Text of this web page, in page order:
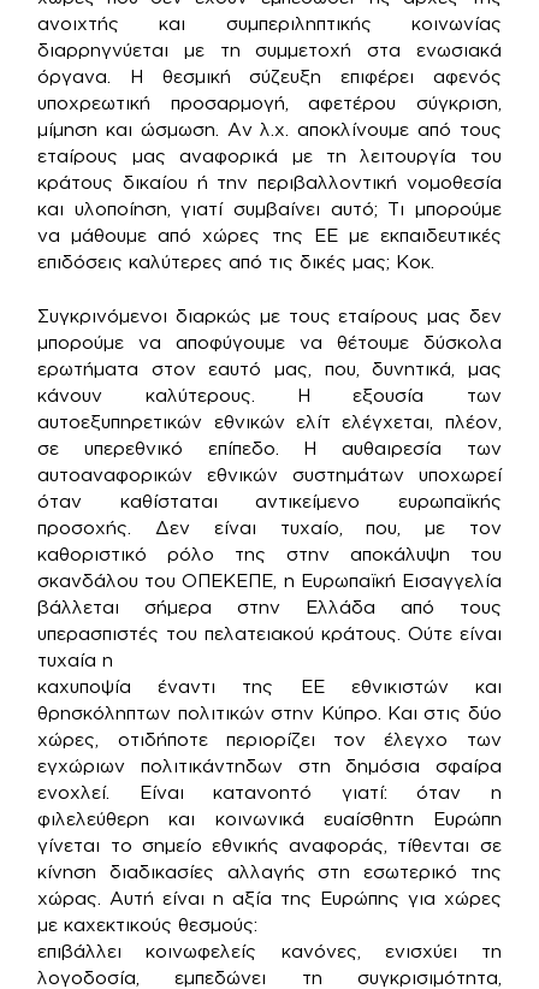
ανοιχτής και συμπεριληπτικής κοινωνίας
διαρρηγνύεται με τη συμμετοχή στα ενωσιακά
όργανα. Η θεσμική σύζευξη επιφέρει αφενός
υποχρεωτική προσαρμογή, αφετέρου σύγκριση,
μίμηση και ώσμωση. Αν λ.χ. αποκλίνουμε από τους
εταίρους μας αναφορικά με τη λειτουργία του
κράτους δικαίου ή την περιβαλλοντική νομοθεσία
και υλοποίηση, γιατί συμβαίνει αυτό; Τι μπορούμε
να μάθουμε από χώρες της ΕΕ με εκπαιδευτικές
επιδόσεις καλύτερες από τις δικές μας; Κοκ.
Συγκρινόμενοι διαρκώς με τους εταίρους μας δεν
μπορούμε να αποφύγουμε να θέτουμε δύσκολα
ερωτήματα στον εαυτό μας, που, δυνητικά, μας
κάνουν καλύτερους. Η εξουσία των
αυτοεξυπηρετικών εθνικών ελίτ ελέγχεται, πλέον,
σε υπερεθνικό επίπεδο. Η αυθαιρεσία των
αυτοαναφορικών εθνικών συστημάτων υποχωρεί
όταν καθίσταται αντικείμενο ευρωπαϊκής
προσοχής. Δεν είναι τυχαίο, που, με τον
καθοριστικό ρόλο της στην αποκάλυψη του
σκανδάλου του ΟΠΕΚΕΠΕ, η Ευρωπαϊκή Εισαγγελία
βάλλεται σήμερα στην Ελλάδα από τους
υπερασπιστές του πελατειακού κράτους. Ούτε είναι
τυχαία η
καχυποψία έναντι της ΕΕ εθνικιστών και
θρησκόληπτων πολιτικών στην Κύπρο. Και στις δύο
χώρες, οτιδήποτε περιορίζει τον έλεγχο των
εγχώριων πολιτικάντηδων στη δημόσια σφαίρα
ενοχλεί. Είναι κατανοητό γιατί: όταν η
φιλελεύθερη και κοινωνικά ευαίσθητη Ευρώπη
γίνεται το σημείο εθνικής αναφοράς, τίθενται σε
κίνηση διαδικασίες αλλαγής στη εσωτερικό της
χώρας. Αυτή είναι η αξία της Ευρώπης για χώρες
με καχεκτικούς θεσμούς:
επιβάλλει κοινωφελείς κανόνες, ενισχύει τη
λογοδοσία, εμπεδώνει τη συγκρισιμότητα,